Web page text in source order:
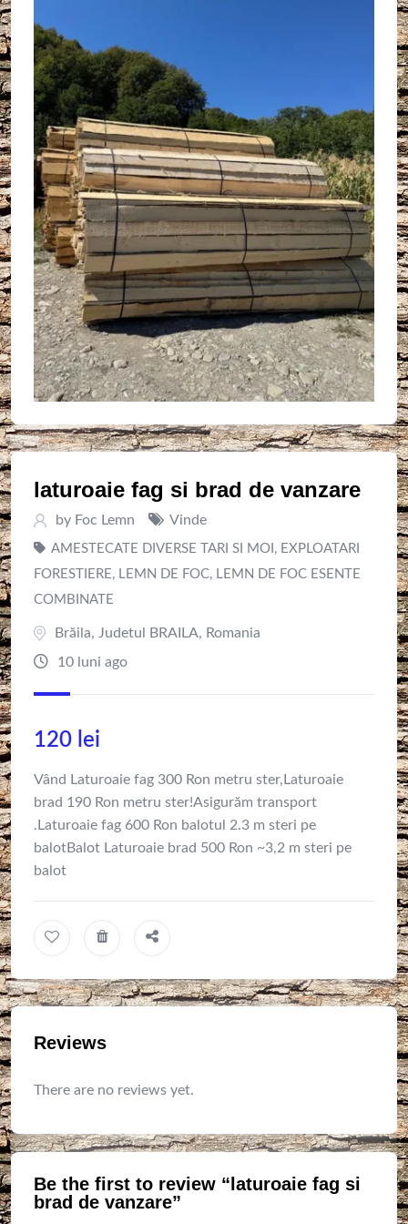
laturoaie fag si brad de vanzare
by Foc Lemn Vinde
AMESTECATE DIVERSE TARI SI MOI , EXPLOATARI
FORESTIERE, LEMN DE FOC, LEMN DE FOC ESENTE
COMBINATE
Brăila, Judetul BRAILA, Romania
10 luni ago
120 lei
Vând Laturoaie fag 300 Ron metru ster,Laturoaie
brad 190 Ron metru ster!Asigurăm transport
.Laturoaie fag 600 Ron balotul 2.3 m steri pe
balotBalot Laturoaie brad 500 Ron ~3,2 m steri pe
balot
Reviews
There are no reviews yet.
Be the first to review “laturoaie fag si
brad de vanzare”